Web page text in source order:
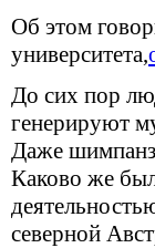
Об этом
университета,
До сих пор
генерируют
Даже
Каково же
северной